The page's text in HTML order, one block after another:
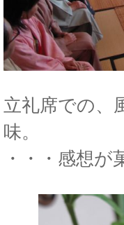
立礼席での、
味。
・・・感想